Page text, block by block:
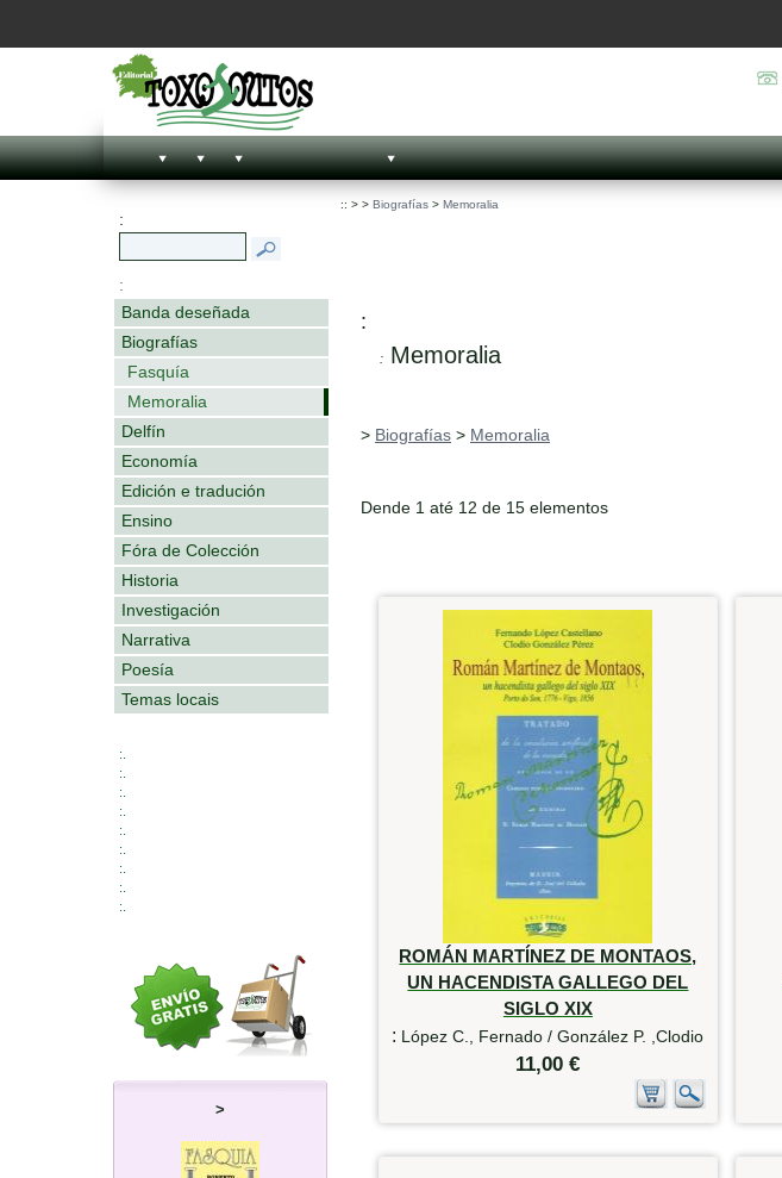
:
:
Banda deseñada
Biografías
Fasquía
Memoralia
Delfín
Economía
Edición e tradución
Ensino
Fóra de Colección
Historia
Investigación
Narrativa
Poesía
Temas locais
:.
:.
:.
:.
:.
:.
:.
:.
:.
>
:: > > Biografías > Memoralia
:
: Memoralia
> Biografías > Memoralia
Dende 1 até 12 de 15 elementos
ROMÁN MARTÍNEZ DE MONTAOS,
UN HACENDISTA GALLEGO DEL
SIGLO XIX
: López C., Fernado / González P. ,Clodio
11,00 €